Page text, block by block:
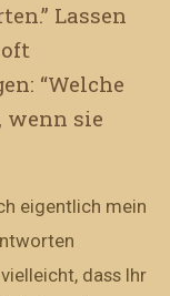
Lassen
“Welche
wenn sie
eigentlich mein
dass Ihr